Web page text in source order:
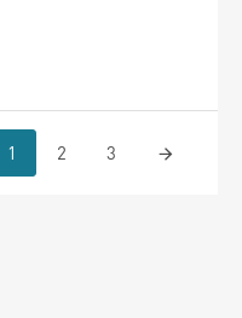
1 2 3